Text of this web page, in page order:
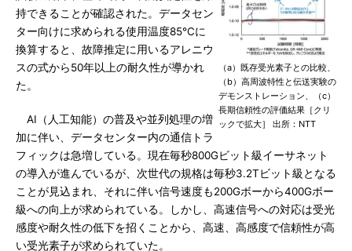
（a）既存受光素子との比較、
（b）高周波特性と伝送実験の
デモンストレーション、（c）
長期信頼性の評価結果［クリ
ックで拡大］ 出所：NTT
持できることが確認された。データセン
ター向けに求められる使用温度85℃に
換算すると、故障推定に用いるアレニウ
スの式から50年以上の耐久性が導かれ
た。
AI（人工知能）の普及や並列処理の増
加に伴い、データセンター内の通信トラ
フィックは急増している。現在毎秒800Gビット級イーサネット
の導入が進んでいるが、次世代の規格は毎秒3.2Tビット級となる
ことが見込まれ、それに伴い信号速度も200Gボーから400Gボー
級への向上が求められている。しかし、高速信号への対応は受光
感度や耐久性の低下を招くことから、高速、高感度で信頼性が高
い受光素子が求められていた。